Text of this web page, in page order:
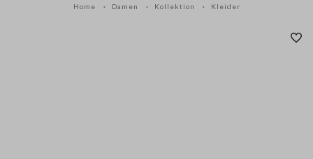
Home Damen Kollektion Kleider